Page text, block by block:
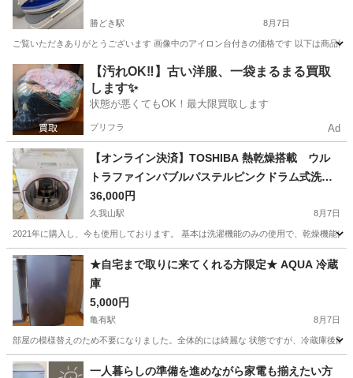
勝どき駅 8月7日
ご覧いただきありがとうございます 画像中のアイロン台付きの価格です 以下は商品
東京 中央区 勝どき駅 生活家電
【汚れOK‼️】古い洋服、一袋まるまる買取
します✨
状態が悪くてもOK！最大限買取します
プリフラ Ad
【オンライン決済】TOSHIBA 熱乾燥搭載 ウル
トラファインバブルパステルピンクドラム式洗濯
機
36,000円
久我山駅 8月7日
2021年に購入し、今も使用しております。 基本は洗濯機能のみの使用で、乾燥機能
東京 杉並区 久我山駅 生活家電
★自宅まで取りに来てくれる方限定★ AQUA 冷蔵
庫
5,000円
亀有駅 8月7日
部屋の模様替えのため不要になりました。全体的には綺麗な 状態ですが、冷蔵庫後
東京 葛飾区 亀有駅 キッチン家電
一人暮らしの準備を進めながら家電も揃えたい方